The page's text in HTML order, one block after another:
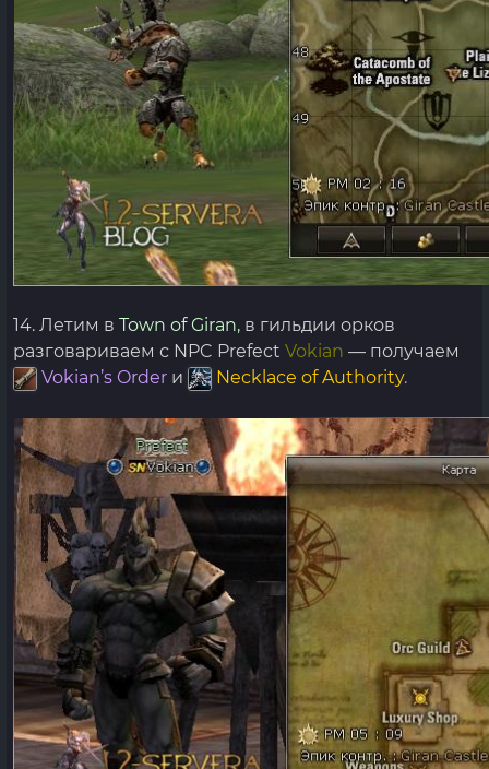
14. Летим в Town of Giran, в гильдии орков
разговариваем с NPC Prefect Vokian — получаем
Vokian’s Order и Necklace of Authority.